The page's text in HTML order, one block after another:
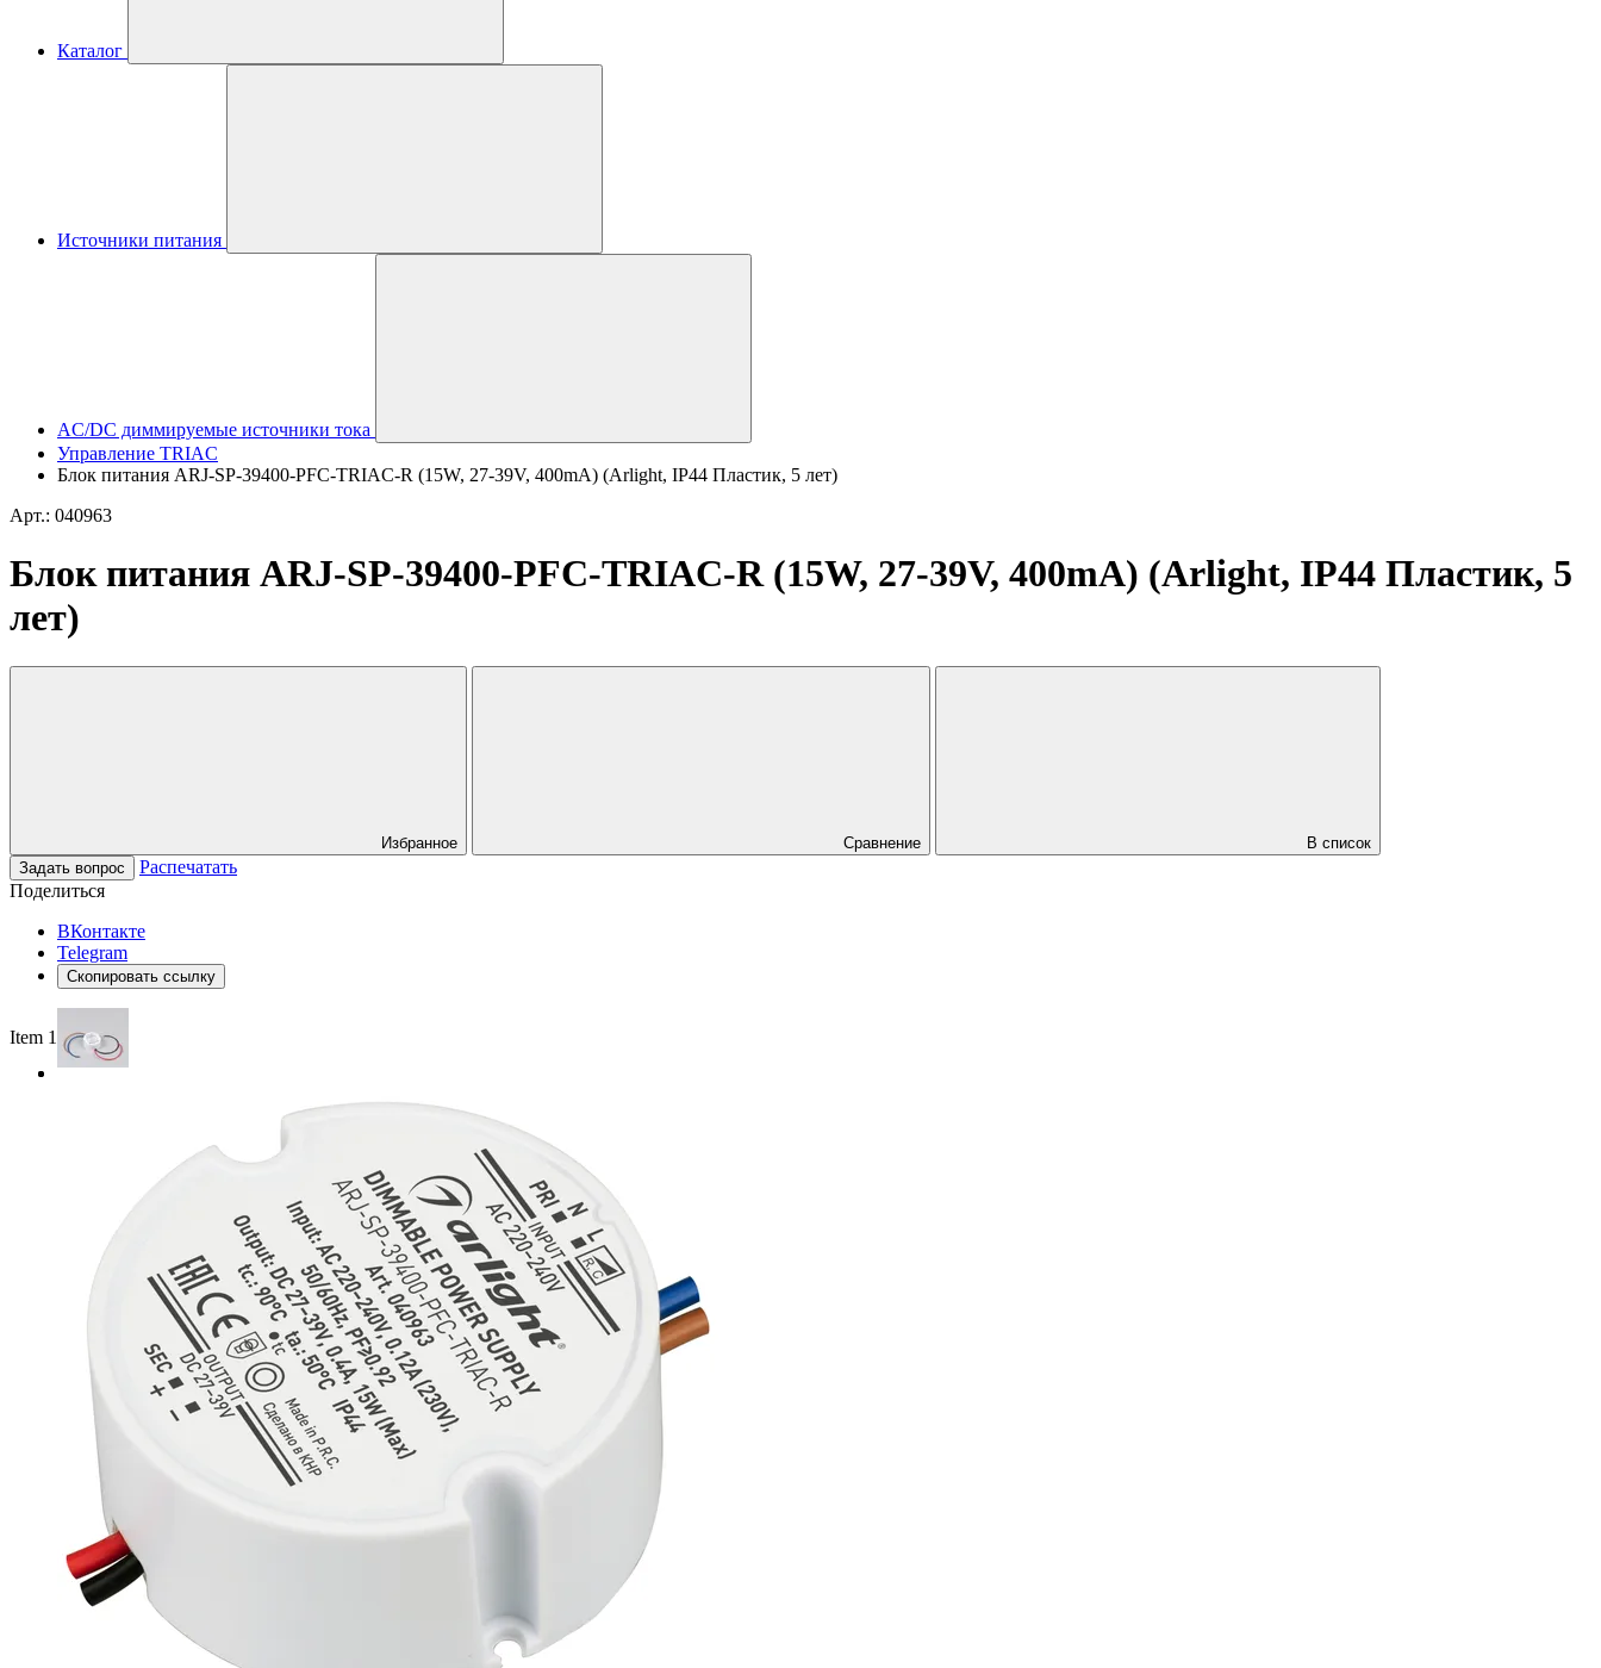
Каталог
Источники питания
AC/DC диммируемые источники тока
Управление TRIAC
Блок питания ARJ-SP-39400-PFC-TRIAC-R (15W, 27-39V, 400mA) (Arlight, IP44 Пластик, 5 лет)
Арт.: 040963
Блок питания ARJ-SP-39400-PFC-TRIAC-R (15W, 27-39V, 400mA) (Arlight, IP44 Пластик, 5
лет)
Избранное Сравнение
В список
Задать вопрос
Распечатать
Поделиться
ВКонтакте
Telegram
Скопировать ссылку
Item 1 of 2